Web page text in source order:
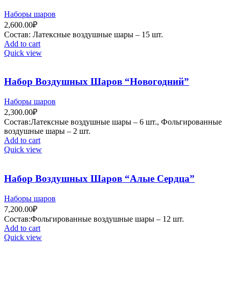
Наборы шаров
2,600.00₽
Состав: Латексные воздушные шары – 15 шт.
Add to cart
Quick view
Набор Воздушных Шаров “Новогодний”
Наборы шаров
2,300.00₽
Состав:Латексные воздушные шары – 6 шт., Фольгированные
воздушные шары – 2 шт.
Add to cart
Quick view
Набор Воздушных Шаров “Алые Сердца”
Наборы шаров
7,200.00₽
Состав:Фольгированные воздушные шары – 12 шт.
Add to cart
Quick view